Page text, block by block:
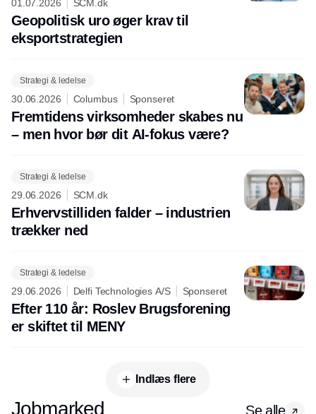
01.07.2026 SCM.dk
Geopolitisk uro øger krav til
eksportstrategien
Strategi & ledelse
30.06.2026 Columbus Sponseret
Fremtidens virksomheder skabes nu
– men hvor bør dit AI-fokus være?
Strategi & ledelse
29.06.2026 SCM.dk
Erhvervstilliden falder – industrien
trækker ned
Strategi & ledelse
29.06.2026 Delfi Technologies A/S Sponseret
Efter 110 år: Roslev Brugsforening
er skiftet til MENY
Indlæs flere
Jobmarked Se alle